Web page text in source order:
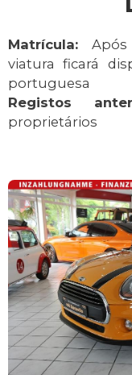
Matrícula:
viatura ficará
portuguesa
Registos
proprietários